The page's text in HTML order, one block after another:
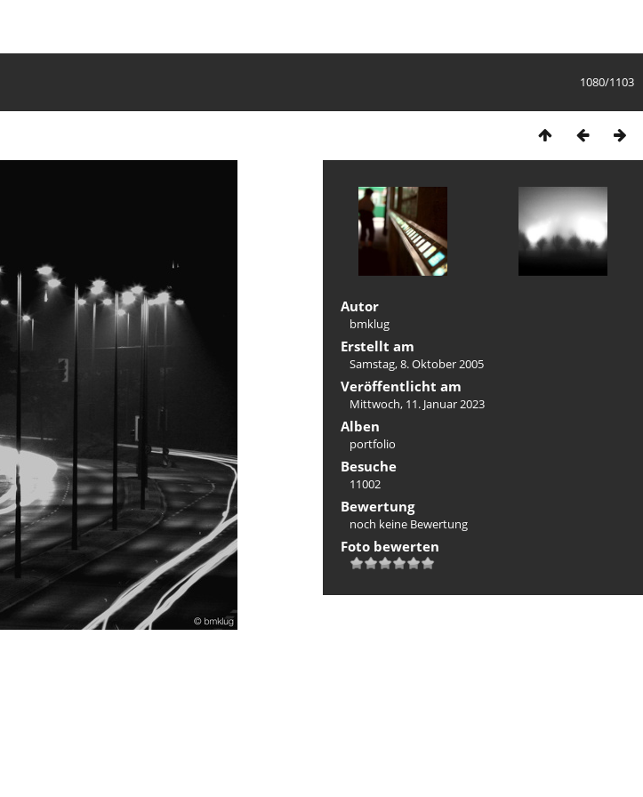
1080/1103
Autor
bmklug
Erstellt am
Samstag, 8. Oktober 2005
Veröffentlicht am
Mittwoch, 11. Januar 2023
Alben
portfolio
Besuche
11002
Bewertung
noch keine Bewertung
Foto bewerten